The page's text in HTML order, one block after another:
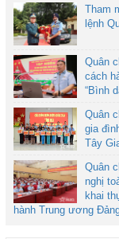
Tham
lệnh
Quân
cách
“Bình
Quân
gia
Tây
Quân
nghị
khai
hành Trung ương